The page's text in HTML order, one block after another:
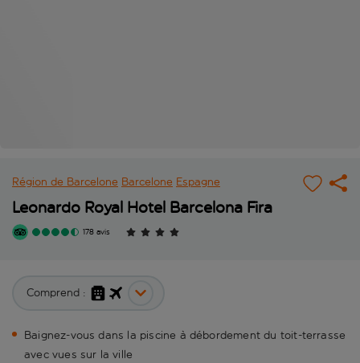
Région de Barcelone Barcelone Espagne
Leonardo Royal Hotel Barcelona Fira
178 avis
Comprend :
Baignez-vous dans la piscine à débordement du toit-terrasse
avec vues sur la ville